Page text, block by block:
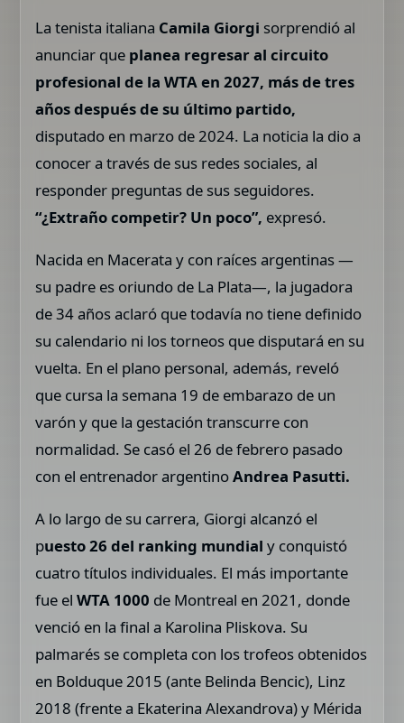
La tenista italiana Camila Giorgi sorprendió al
anunciar que planea regresar al circuito
profesional de la WTA en 2027, más de tres
años después de su último partido,
disputado en marzo de 2024. La noticia la dio a
conocer a través de sus redes sociales, al
responder preguntas de sus seguidores.
“¿Extraño competir? Un poco”, expresó.
Nacida en Macerata y con raíces argentinas —
su padre es oriundo de La Plata—, la jugadora
de 34 años aclaró que todavía no tiene definido
su calendario ni los torneos que disputará en su
vuelta. En el plano personal, además, reveló
que cursa la semana 19 de embarazo de un
varón y que la gestación transcurre con
normalidad. Se casó el 26 de febrero pasado
con el entrenador argentinoAndrea Pasutti.
A lo largo de su carrera, Giorgi alcanzó el
puesto 26 del ranking mundial y conquistó
cuatro títulos individuales. El más importante
fue elWTA 1000 de Montreal en 2021, donde
venció en la final a Karolina Pliskova. Su
palmarés se completa con los trofeos obtenidos
en Bolduque 2015 (ante Belinda Bencic), Linz
2018 (frente a Ekaterina Alexandrova) y Mérida